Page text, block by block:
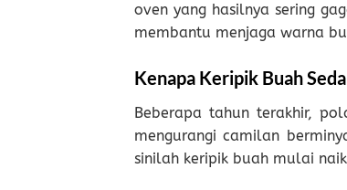
oven yang hasilnya sering
membantu menjaga warna
Kenapa Keripik Buah
Beberapa tahun terakhir,
mengurangi camilan
sinilah keripik buah mulai